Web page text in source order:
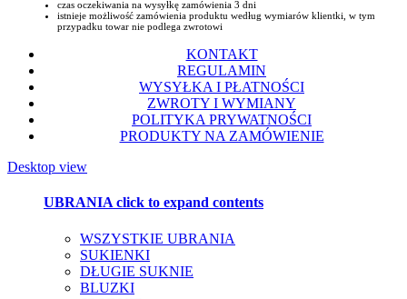
czas oczekiwania na wysyłkę zamówienia 3 dni
istnieje możliwość zamówienia produktu według wymiarów klientki, w tym
przypadku towar nie podlega zwrotowi
KONTAKT
REGULAMIN
WYSYŁKA I PŁATNOŚCI
ZWROTY I WYMIANY
POLITYKA PRYWATNOŚCI
PRODUKTY NA ZAMÓWIENIE
Desktop view
UBRANIAclick to expand contents
WSZYSTKIE UBRANIA
SUKIENKI
DŁUGIE SUKNIE
BLUZKI